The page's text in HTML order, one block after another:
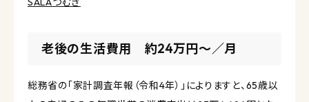
老後の生活費用 約24万円〜／月
総務省の「家計調査年報（令和4年）」によりますと、65歳以